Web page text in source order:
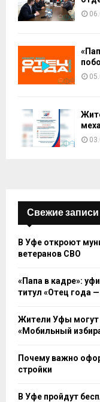
Свежие записи
В Уфе откроют
ветеранов СВО
«Папа в кадре»:
титул «Отец года —
Жители Уфы могут
«Мобильный
Почему важно
стройки
В Уфе пройдут